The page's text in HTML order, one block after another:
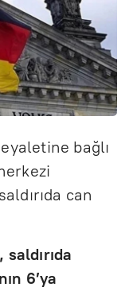
bağlı
can
6’ya